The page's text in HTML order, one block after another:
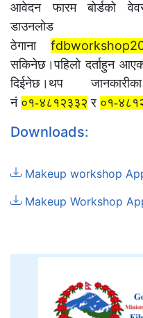
आवेदन फारम बोर्डको
ठेगाना
सकिनेछ।पहिलो दर्ताहुन
दिईनेछ।थप
नं ०१-४८१२३३२ र ०१-
Downloads:
Makeup workshop
Makeup Workshop